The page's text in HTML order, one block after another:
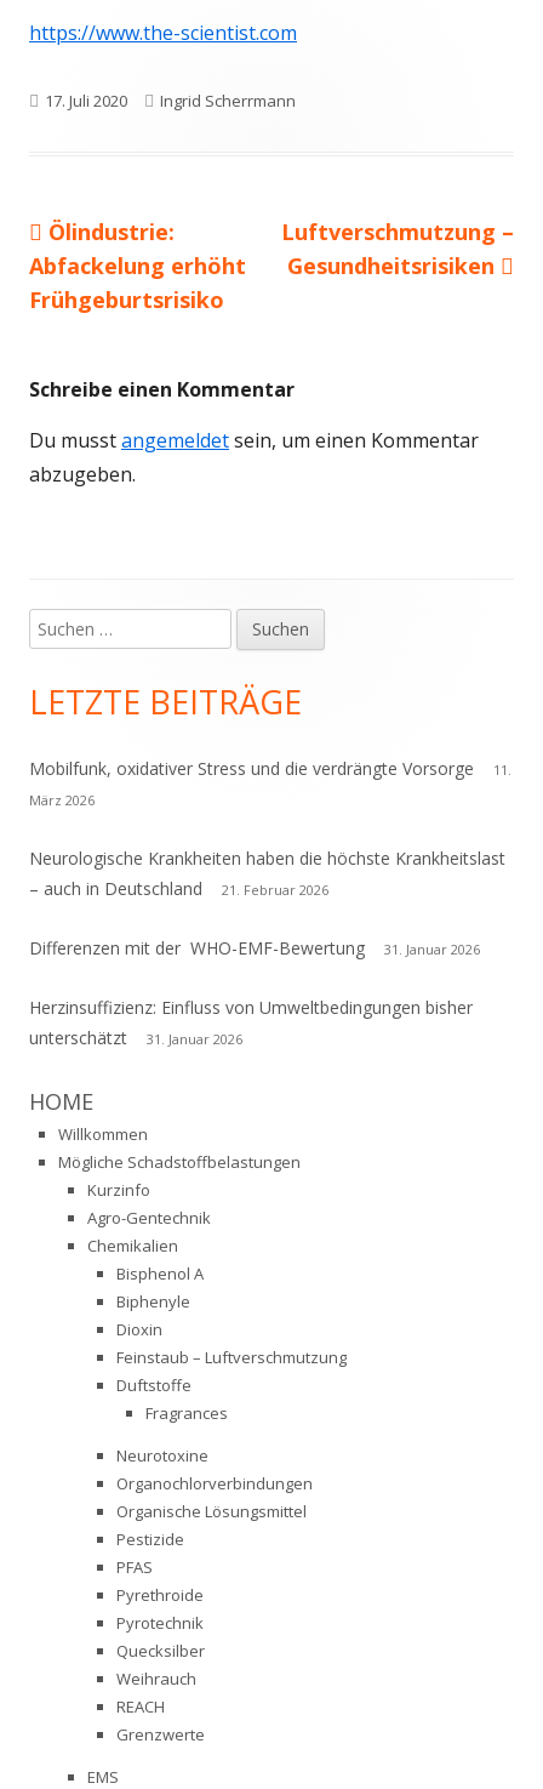
https://www.the-scientist.com
Veröffentlicht
17. Juli 2020 Autor
Ingrid Scherrmann
Beitragsnavigation
Vorheriger
Beitrag:
Ölindustrie:
Abfackelung erhöht
Frühgeburtsrisiko
Nächster
Beitrag
Luftverschmutzung –
Gesundheitsrisiken
Schreibe einen Kommentar
Du musstangemeldetsein, um einen Kommentar
abzugeben.
Haupt-
Seitenleiste
Suchen
nach:
LETZTE BEITRÄGE
Mobilfunk, oxidativer Stress und die verdrängte Vorsorge
11.
März 2026
Neurologische Krankheiten haben die höchste Krankheitslast
– auch in Deutschland
21. Februar 2026
Differenzen mit der WHO-EMF-Bewertung 31. Januar 2026
Herzinsuffizienz: Einfluss von Umweltbedingungen bisher
unterschätzt
31. Januar 2026
HOME
Willkommen
Mögliche Schadstoffbelastungen
Kurzinfo
Agro-Gentechnik
Chemikalien
Bisphenol A
Biphenyle
Dioxin
Feinstaub – Luftverschmutzung
Duftstoffe
Fragrances
Neurotoxine
Organochlorverbindungen
Organische Lösungsmittel
Pestizide
PFAS
Pyrethroide
Pyrotechnik
Quecksilber
Weihrauch
REACH
Grenzwerte
EMS